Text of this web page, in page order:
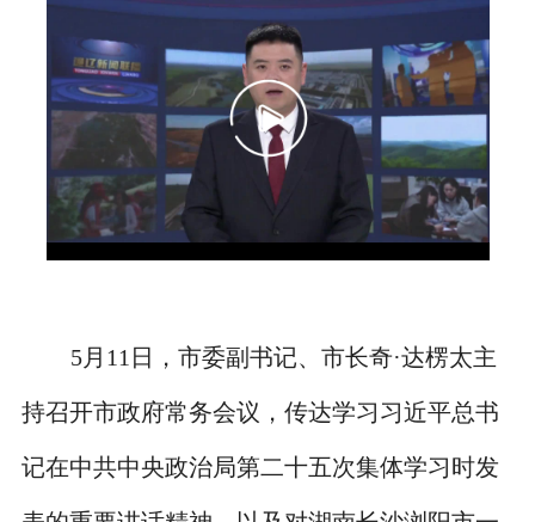
5月11日，市委副书记、市长奇·达楞太主
持召开市政府常务会议，传达学习习近平总书
记在中共中央政治局第二十五次集体学习时发